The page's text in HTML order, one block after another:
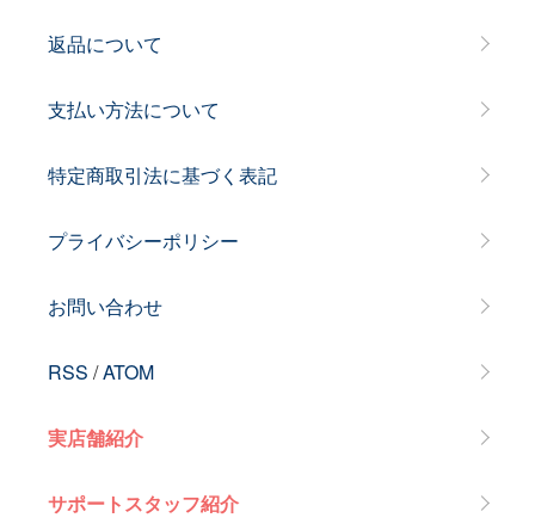
返品について
支払い方法について
特定商取引法に基づく表記
プライバシーポリシー
お問い合わせ
RSS /ATOM
実店舗紹介
サポートスタッフ紹介